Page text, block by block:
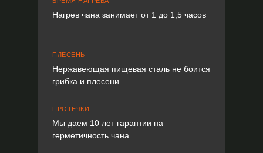
ПЛЕСЕНЬ
ПРОТЕЧКИ
Нагрев чана занимает от 1 до 1,5 часов
Нержавеющая пищевая сталь не боится
грибка и плесени
Мы даем 10 лет гарантии на
герметичность чана